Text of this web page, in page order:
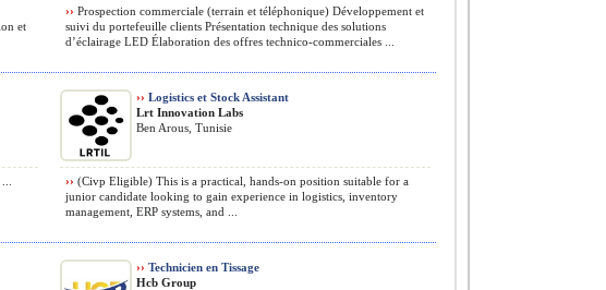
et
›› Prospection commerciale (terrain et téléphonique) Développement et
suivi du portefeuille clients Présentation technique des solutions
d’éclairage LED Élaboration des offres technico-commerciales ...
›› Logistics et Stock Assistant
Lrt Innovation Labs
Ben Arous, Tunisie
›› (Civp Eligible) This is a practical, hands-on position suitable for a
junior candidate looking to gain experience in logistics, inventory
management, ERP systems, and ...
›› Technicien en Tissage
Hcb Group